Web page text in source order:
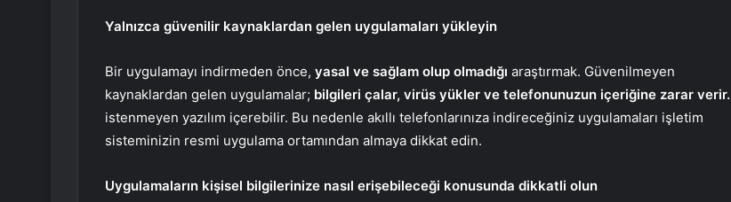
Yalnızca güvenilir kaynaklardan gelen uygulamaları yükleyin
Bir uygulamayı indirmeden önce, yasal ve sağlam olup olmadığı araştırmak. Güvenilmeyen
kaynaklardan gelen uygulamalar; bilgileri çalar, virüs yükler ve telefonunuzun içeriğine zarar verir.
istenmeyen yazılım içerebilir. Bu nedenle akıllı telefonlarınıza indireceğiniz uygulamaları işletim
sisteminizin resmi uygulama ortamından almaya dikkat edin.
Uygulamaların kişisel bilgilerinize nasıl erişebileceği konusunda dikkatli olun